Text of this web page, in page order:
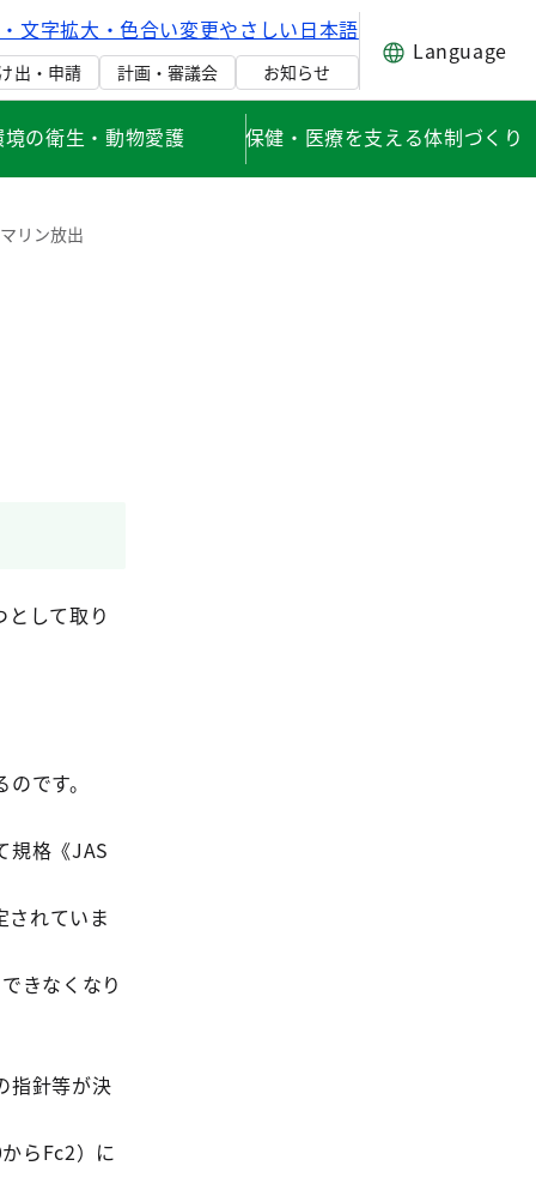
文字拡大・色合い変更やさしい日本語
出・申請 計画・審議会 お知らせ
Language
の衛生・動物愛護 保健・医療を支える体制づくり
リン放出
して取り
です。
規格《JAS
されていま
きなくなり
指針等が決
らFc2）に